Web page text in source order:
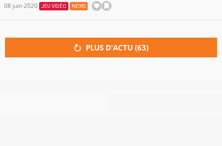
08 juin 2020 JEU VIDÉO NEWS
PLUS D'ACTU (63)